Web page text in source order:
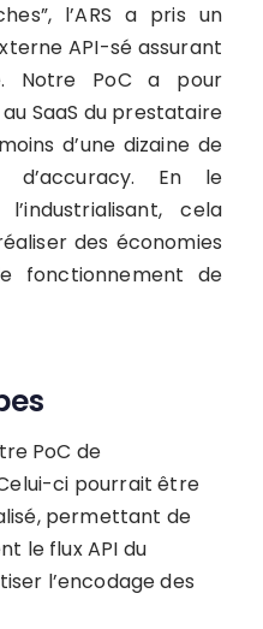
l’ARS a pris un
API-sé assurant
Notre PoC a pour
SaaS du prestataire
d’une dizaine de
En le
cela
des économies
fonctionnement de
PoC de
ci pourrait être
permettant de
le flux API du
l’encodage des